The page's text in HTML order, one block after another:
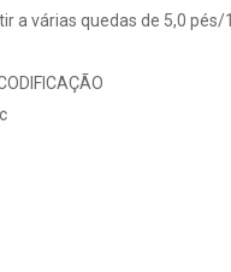
a várias quedas de 5,0